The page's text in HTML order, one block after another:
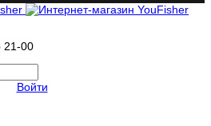
21-00
Войти